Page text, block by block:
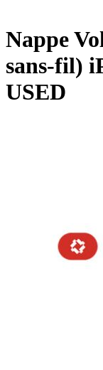
Nappe
sans-fil)
USED